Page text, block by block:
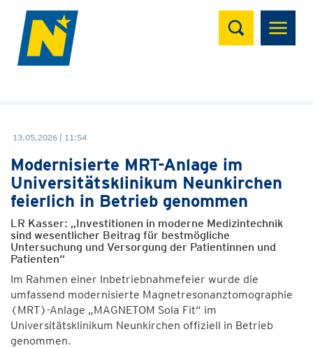
Suchen
13.05.2026 | 11:54
Modernisierte MRT-Anlage im
Universitätsklinikum Neunkirchen
feierlich in Betrieb genommen
LR Kasser: „Investitionen in moderne Medizintechnik
sind wesentlicher Beitrag für bestmögliche
Untersuchung und Versorgung der Patientinnen und
Patienten“
Im Rahmen einer Inbetriebnahmefeier wurde die
umfassend modernisierte Magnetresonanztomographie
(MRT)-Anlage „MAGNETOM Sola Fit“ im
Universitätsklinikum Neunkirchen offiziell in Betrieb
genommen.